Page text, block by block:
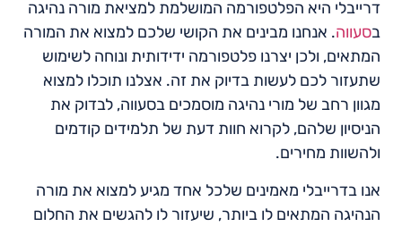
דרייבלי היא הפלטפורמה המושלמת למציאת מורה נהיגה
בסעווה. אנחנו מבינים את הקושי שלכם למצוא את המורה
המתאים, ולכן יצרנו פלטפורמה ידידותית ונוחה לשימוש
שתעזור לכם לעשות בדיוק את זה. אצלנו תוכלו למצוא
מגוון רחב של מורי נהיגה מוסמכים בסעווה, לבדוק את
הניסיון שלהם, לקרוא חוות דעת של תלמידים קודמים
ולהשוות מחירים.
אנו בדרייבלי מאמינים שלכל אחד מגיע למצוא את מורה
הנהיגה המתאים לו ביותר, שיעזור לו להגשים את החלום